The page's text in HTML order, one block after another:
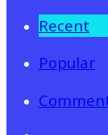
Recent
Popular